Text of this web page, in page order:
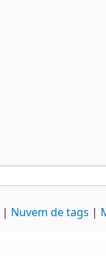
Nuvem de tags